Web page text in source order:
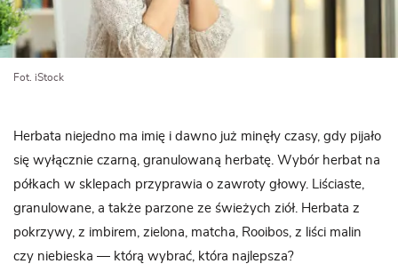
Fot. iStock
Herbata niejedno ma imię i dawno już minęły czasy, gdy pijało
się wyłącznie czarną, granulowaną herbatę. Wybór herbat na
półkach w sklepach przyprawia o zawroty głowy. Liściaste,
granulowane, a także parzone ze świeżych ziół. Herbata z
pokrzywy, z imbirem, zielona, matcha, Rooibos, z liści malin
czy niebieska — którą wybrać, która najlepsza?